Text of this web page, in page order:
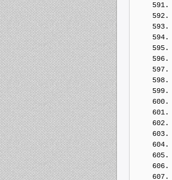
591.
592.
594.
595.
596.
597.
598.
599.
600.
601.
602.
603.
604.
605.
606.
607.